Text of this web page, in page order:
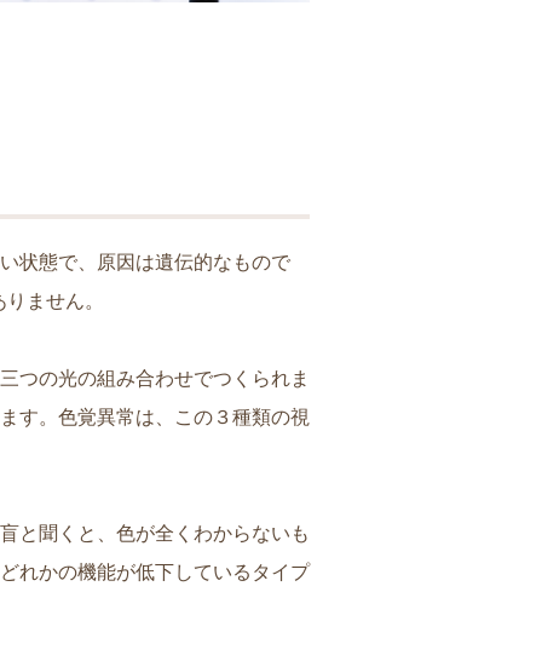
状態で、原因は遺伝的なもので
ません。
つの光の組み合わせでつくられま
す。色覚異常は、この３種類の視
と聞くと、色が全くわからないも
れかの機能が低下しているタイプ